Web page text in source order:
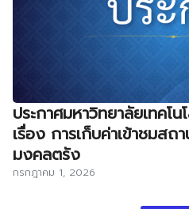
ประกาศมหาวิทยาลัยเทคโ
เรื่อง การเก็บค่าเข้าชมส
มงคลตรัง
กรกฎาคม 1, 2026